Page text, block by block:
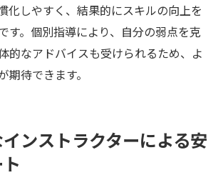
化しやすく、結果的にスキルの向上を
す。個別指導により、自分の弱点を克
的なアドバイスも受けられるため、よ
期待できます。
ンストラクターによる安